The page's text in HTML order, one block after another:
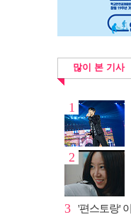
많이 본 기사
1
2
3